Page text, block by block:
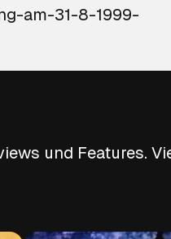
am-31-8-1999-
und Features.